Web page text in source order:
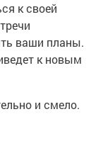
к своей
ваши планы.
к новым
и смело.